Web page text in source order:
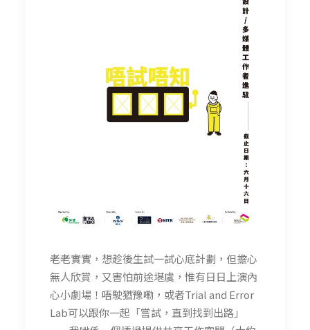
老老實實，想趁後生試一試心底計劃，但擔心
無人欣賞，又害怕前途堪虞，惟有日日上演內
心小劇場！唔駛猶豫嘞，或者Trial and Error
Lab可以跟你一起「嘗試，直到找到出路」